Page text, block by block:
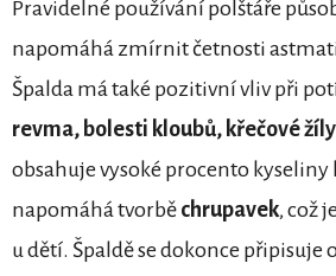
Pravidelné používání polštáře
napomáhá zmírnit četnosti
Špalda má také pozitivní vliv při
revma, bolesti kloubů, křečové žíly
obsahuje vysoké procento
napomáhá tvorbě chrupavek, což
u dětí. Špaldě se dokonce připisuje